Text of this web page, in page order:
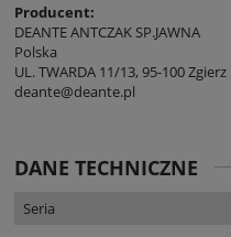
Producent:
DEANTE ANTCZAK SP.JAWNA
Polska
UL. TWARDA 11/13, 95-100 Zgierz
deante@deante.pl
DANE TECHNICZNE
Seria